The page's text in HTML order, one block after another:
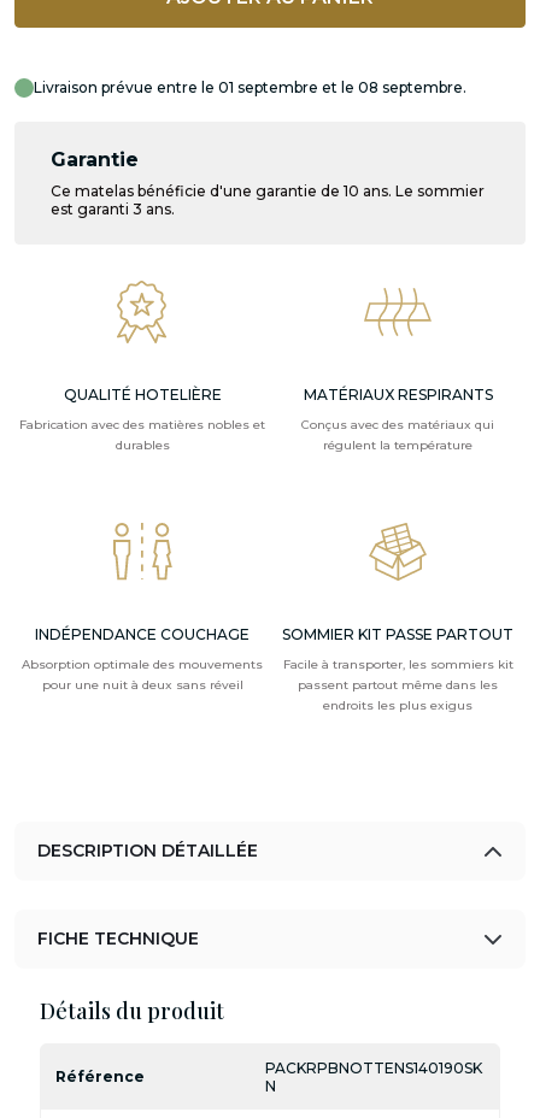
Livraison prévue entre le 01 septembre et le 08 septembre.
Garantie
Ce matelas bénéficie d'une garantie de 10 ans. Le sommier
est garanti 3 ans.
QUALITÉ HOTELIÈRE
Fabrication avec des matières nobles et
durables
MATÉRIAUX RESPIRANTS
Conçus avec des matériaux qui
régulent la température
INDÉPENDANCE COUCHAGE
Absorption optimale des mouvements
pour une nuit à deux sans réveil
SOMMIER KIT PASSE PARTOUT
Facile à transporter, les sommiers kit
passent partout même dans les
endroits les plus exigus
DESCRIPTION DÉTAILLÉE
FICHE TECHNIQUE
Détails du produit
Référence
PACKRPBNOTTENS140190SK
N